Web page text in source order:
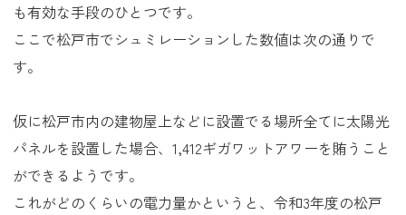
も有効な手段のひとつです。
ここで松戸市でシュミレーションした数値は次の通りで
す。
仮に松戸市内の建物屋上などに設置でる場所全てに太陽光
パネルを設置した場合、1,412ギガワットアワーを賄うこと
ができるようです。
これがどのくらいの電力量かというと、令和3年度の松戸